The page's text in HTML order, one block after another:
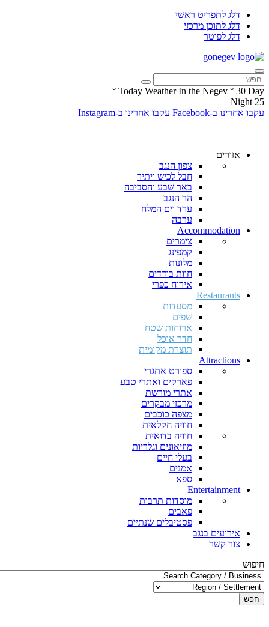
דלג לתפריט ראשי
דלג לתוכן מרכזי
דלג לפוטר
Today Weather In the Negev ° 30 Day
°
25
Night
עקבו אחרינו ב-Facebook
עקבו אחרינו ב-Instagram
אזורים
צפון הנגב
חבל לכיש ויתיר
באר שבע והסביבה
הר הנגב
ערד וים המלח
ערבה
Accommodation
צימרים
קמפינג
מלונות
חוות בודדים
אירוח כפרי
Restaurants
מסעדות
שפים
ארוחות שטח
חדר אוכל
תוצרת מקומית
Attractions
ספורט אתגרי
פארקים ואתרי טבע
אתרי מורשת
מרכזי מבקרים
מצפה כוכבים
חוויה חקלאית
חוויה בדואית
מוזיאונים וגלריות
בעלי חיים
אמנים
ספא
Entertainment
מוסדות תרבות
פאבים
פסטיבלים שנתיים
אירועים בנגב
צור קשר
חיפוש
חפש